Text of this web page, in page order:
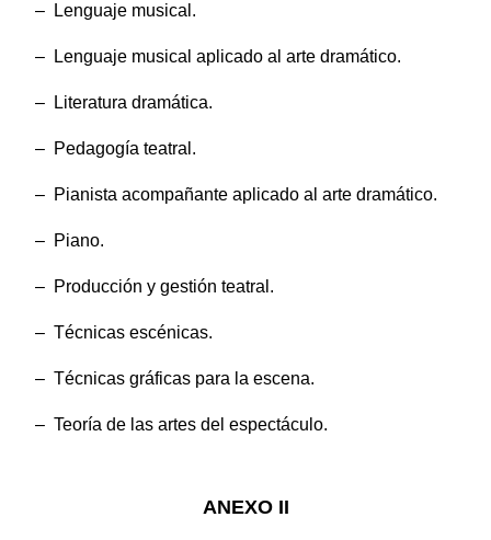
– Lenguaje musical.
– Lenguaje musical aplicado al arte dramático.
– Literatura dramática.
– Pedagogía teatral.
– Pianista acompañante aplicado al arte dramático.
– Piano.
– Producción y gestión teatral.
– Técnicas escénicas.
– Técnicas gráficas para la escena.
– Teoría de las artes del espectáculo.
ANEXO II